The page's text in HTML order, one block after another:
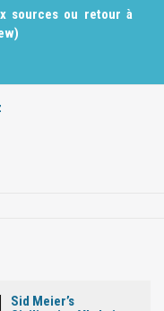
sources ou retour à
Sid Meier’s